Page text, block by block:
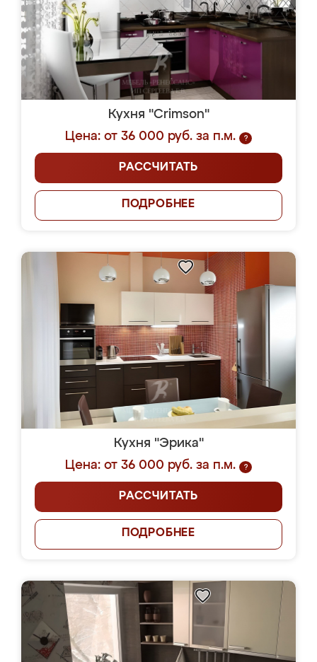
Кухня "Crimson"
Цена: от 36 000 руб. за п.м.
?
РАССЧИТАТЬ
ПОДРОБНЕЕ
Кухня "Эрика"
Цена: от 36 000 руб. за п.м.
?
РАССЧИТАТЬ
ПОДРОБНЕЕ